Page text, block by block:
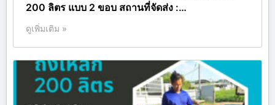
200 ลิตร แบบ 2 ขอบ สถานที่จัดส่ง :…
ดูเพิ่มเติม »